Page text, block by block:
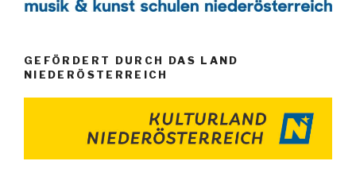
GEFÖRDERT DURCH DAS LAND
NIEDERÖSTERREICH